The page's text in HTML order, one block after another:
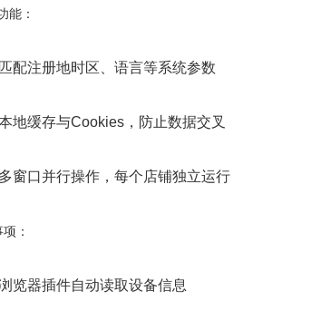
能：
注册地时区、语言等系统参数
缓存与Cookies，防止数据交叉
口并行操作，每个店铺独立运行
：
器插件自动读取设备信息